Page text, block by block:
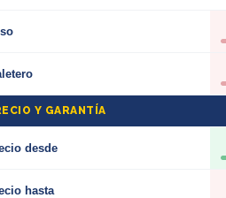
Y GARANTÍA
desde
hasta